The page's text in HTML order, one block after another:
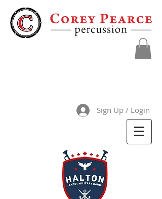
Sign Up / Login